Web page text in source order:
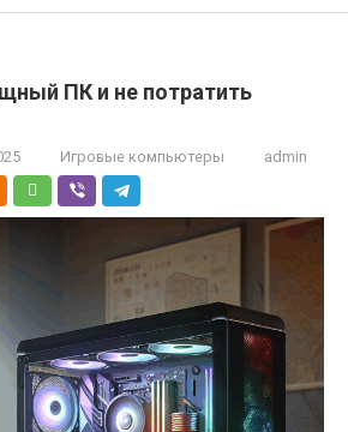
ПК и не потратить
Игровые компьютеры admin